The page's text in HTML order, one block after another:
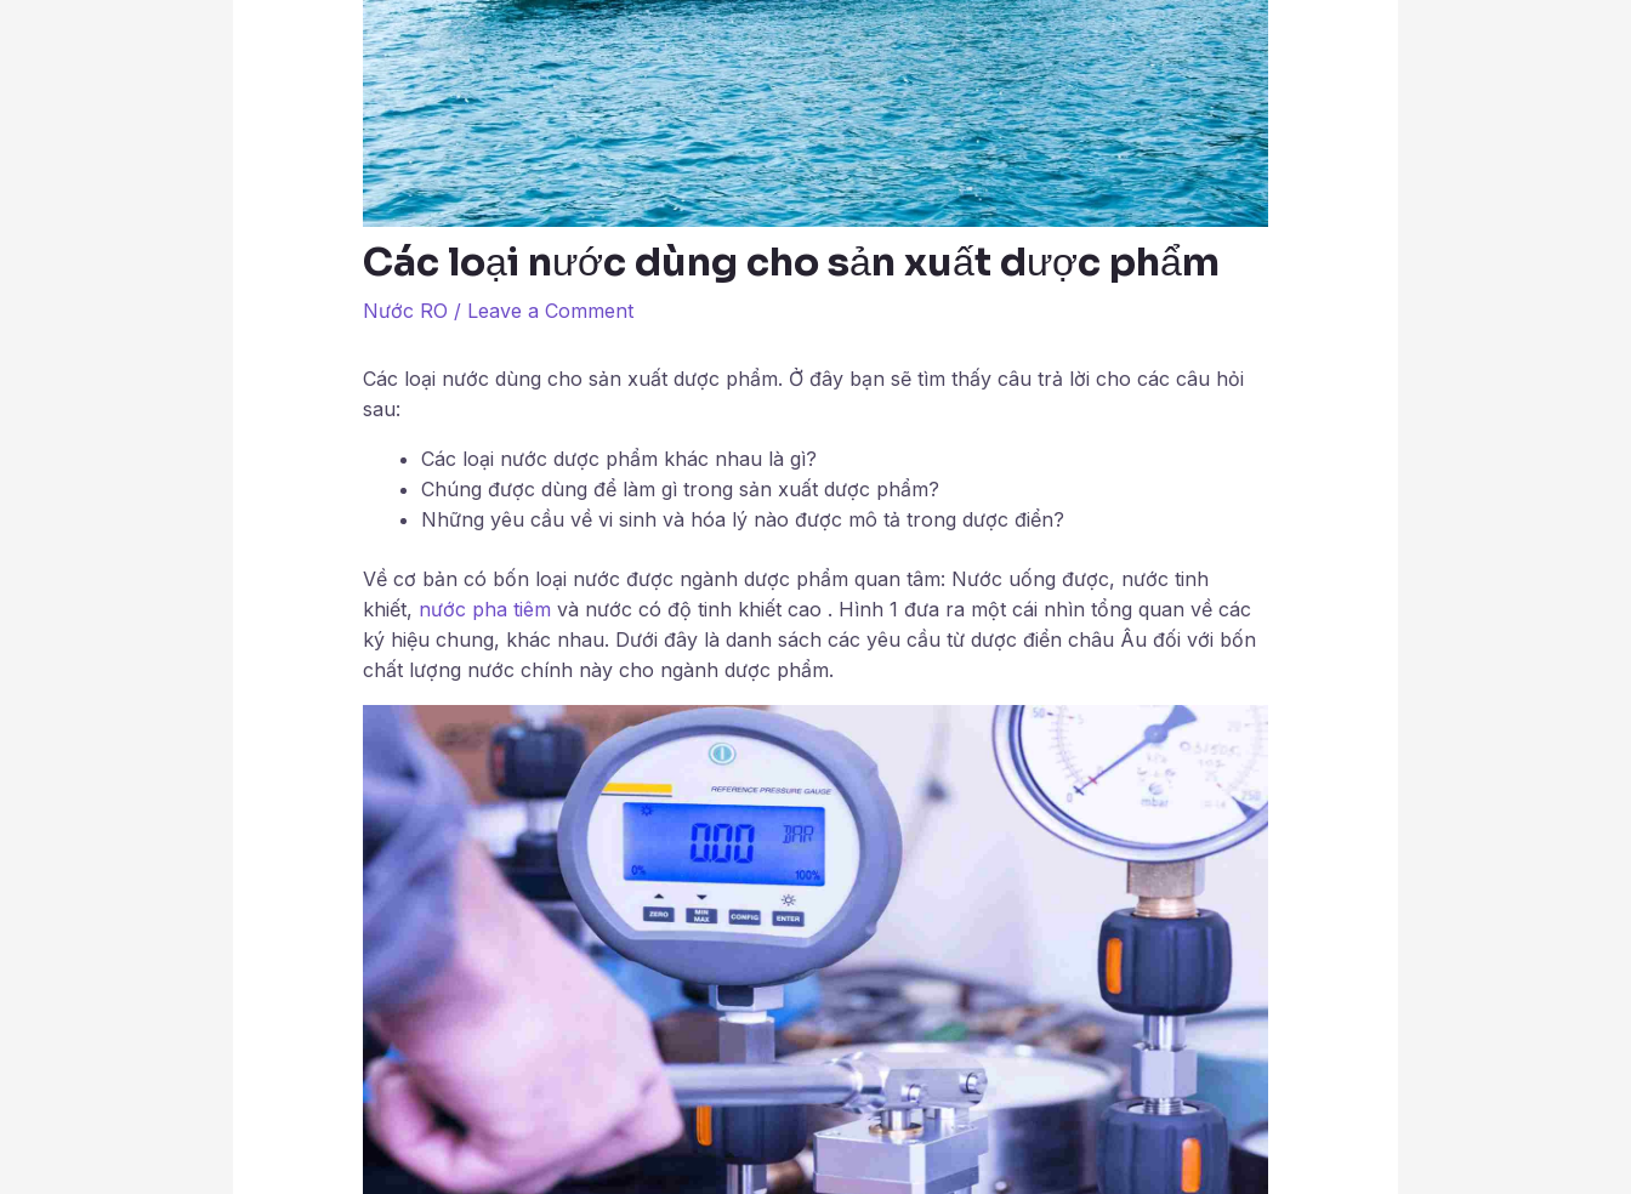
Các loại nước dùng cho sản xuất dược phẩm
Nước RO / Leave a Comment
Các loại nước dùng cho sản xuất dược phẩm. Ở đây bạn sẽ tìm thấy câu trả lời cho các câu hỏi
sau:
Các loại nước dược phẩm khác nhau là gì?
Chúng được dùng để làm gì trong sản xuất dược phẩm?
Những yêu cầu về vi sinh và hóa lý nào được mô tả trong dược điển?
Về cơ bản có bốn loại nước được ngành dược phẩm quan tâm: Nước uống được, nước tinh
khiết, nước pha tiêm và nước có độ tinh khiết cao . Hình 1 đưa ra một cái nhìn tổng quan về các
ký hiệu chung, khác nhau. Dưới đây là danh sách các yêu cầu từ dược điển châu Âu đối với bốn
chất lượng nước chính này cho ngành dược phẩm.